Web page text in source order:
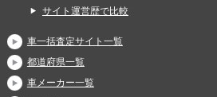
サイト運営歴で比較
車一括査定サイト一覧
都道府県一覧
車メーカー一覧